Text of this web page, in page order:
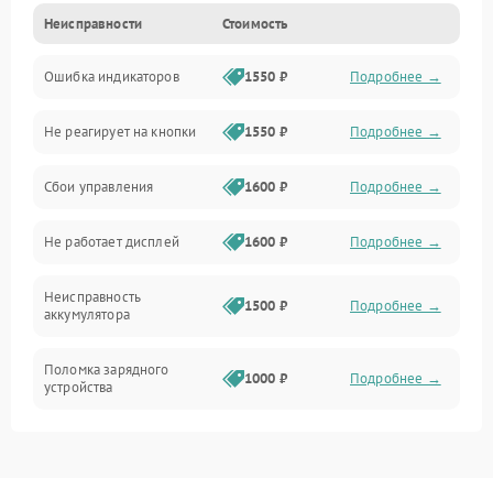
Механика
Аккумулятор
Работа системы
Всасывание
Засор
Привод
Неисправности Стоимость
Ошибка индикаторов 1550 ₽ Подробнее →
Не реагирует на кнопки 1550 ₽ Подробнее →
Сбои управления 1600 ₽ Подробнее →
Не работает дисплей 1600 ₽ Подробнее →
Неисправность
аккумулятора
1500 ₽ Подробнее →
Поломка зарядного
устройства
1000 ₽ Подробнее →